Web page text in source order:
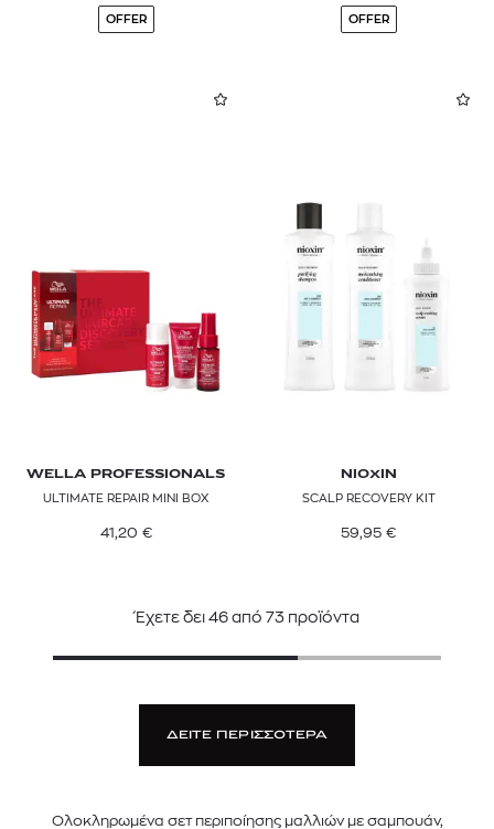
OFFER OFFER
WELLA PROFESSIONALS
ULTIMATE REPAIR MINI BOX
41,20 €
NIOXIN
SCALP RECOVERY KIT
59,95 €
Έχετε δει 46από 73προϊόντα
ΔΕΙΤΕ ΠΕΡΙΣΣΟΤΕΡΑ
Ολοκληρωμένα σετ περιποίησης μαλλιών με σαμπουάν,